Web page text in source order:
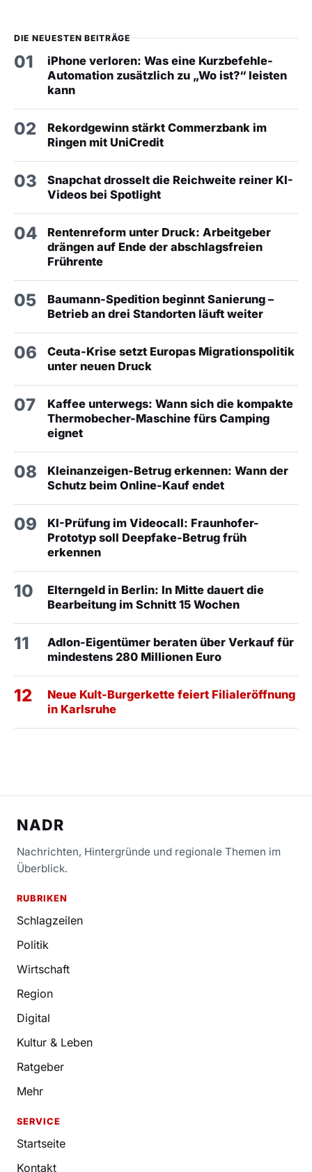
DIE NEUESTEN BEITRÄGE
01
iPhone verloren: Was eine Kurzbefehle-
Automation zusätzlich zu „Wo ist?“ leisten
kann
02
Rekordgewinn stärkt Commerzbank im
Ringen mit UniCredit
03
Snapchat drosselt die Reichweite reiner KI-
Videos bei Spotlight
04
Rentenreform unter Druck: Arbeitgeber
drängen auf Ende der abschlagsfreien
Frührente
05
Baumann-Spedition beginnt Sanierung –
Betrieb an drei Standorten läuft weiter
06
Ceuta-Krise setzt Europas Migrationspolitik
unter neuen Druck
07
Kaffee unterwegs: Wann sich die kompakte
Thermobecher-Maschine fürs Camping
eignet
08
Kleinanzeigen-Betrug erkennen: Wann der
Schutz beim Online-Kauf endet
09
KI-Prüfung im Videocall: Fraunhofer-
Prototyp soll Deepfake-Betrug früh
erkennen
10
Elterngeld in Berlin: In Mitte dauert die
Bearbeitung im Schnitt 15 Wochen
11
Adlon-Eigentümer beraten über Verkauf für
mindestens 280 Millionen Euro
12
Neue Kult-Burgerkette feiert Filialeröffnung
in Karlsruhe
NADR
Nachrichten, Hintergründe und regionale Themen im
Überblick.
RUBRIKEN
Schlagzeilen
Politik
Wirtschaft
Region
Digital
Kultur & Leben
Ratgeber
Mehr
SERVICE
Startseite
Kontakt